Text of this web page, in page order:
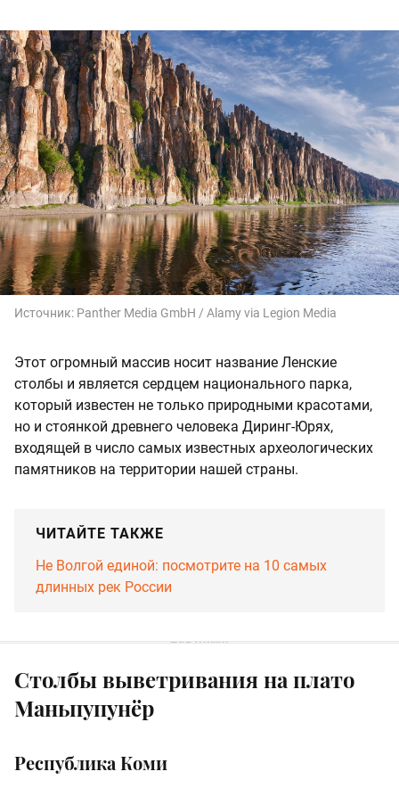
Источник: Panther Media GmbH / Alamy via Legion Media
Этот огромный массив носит название Ленские
столбы и является сердцем национального парка,
который известен не только природными красотами,
но и стоянкой древнего человека Диринг-Юрях,
входящей в число самых известных археологических
памятников на территории нашей страны.
ЧИТАЙТЕ ТАКЖЕ
Не Волгой единой: посмотрите на 10 самых
длинных рек России
Столбы выветривания на плато
Маньпупунёр
Республика Коми